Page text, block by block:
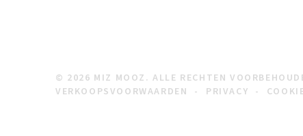
© 2026 MIZ MOOZ. ALLE RECHTEN
VERKOOPSVOORWAARDEN
- PRIVACY -